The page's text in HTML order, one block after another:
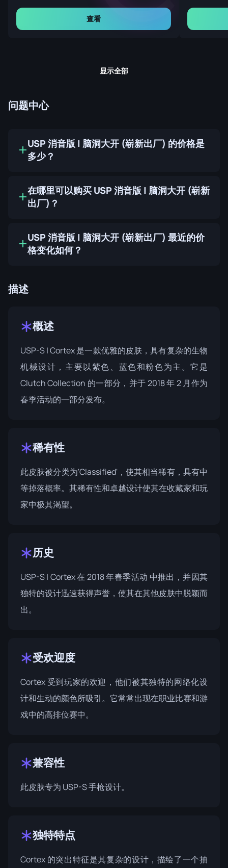
查看
显示全部
问题中心
USP 消音版 | 脑洞大开 (崭新出厂) 的价格是
多少？
在哪里可以购买 USP 消音版 | 脑洞大开 (崭新
出厂)？
USP 消音版 | 脑洞大开 (崭新出厂) 最近的价
格变化如何？
描述
概述
USP-S | Cortex 是一款优雅的皮肤，具有复杂的生物
机械设计，主要以紫色、蓝色和粉色为主。它是
Clutch Collection 的一部分，并于 2018 年 2 月作为
春季活动的一部分发布。
稀有性
此皮肤被分类为'Classified'，使其相当稀有，具有中
等掉落概率。其稀有性和卓越设计使其在收藏家和玩
家中极其渴望。
历史
USP-S | Cortex 在 2018 年春季活动 中推出，并因其
独特的设计迅速获得声誉，使其在其他皮肤中脱颖而
出。
受欢迎度
Cortex 受到玩家的欢迎，他们被其独特的网络化设
计和生动的颜色所吸引。它常常出现在职业比赛和游
戏中的高排位赛中。
兼容性
此皮肤专为 USP-S 手枪设计。
独特特点
Cortex 的突出特征是其复杂的设计，描绘了一个抽